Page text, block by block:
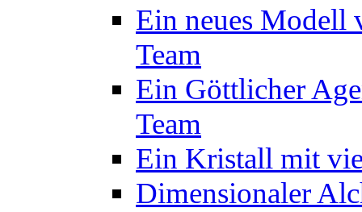
Ein neues Modell
Team
Ein Göttlicher
Team
Ein Kristall mit
Dimensionaler